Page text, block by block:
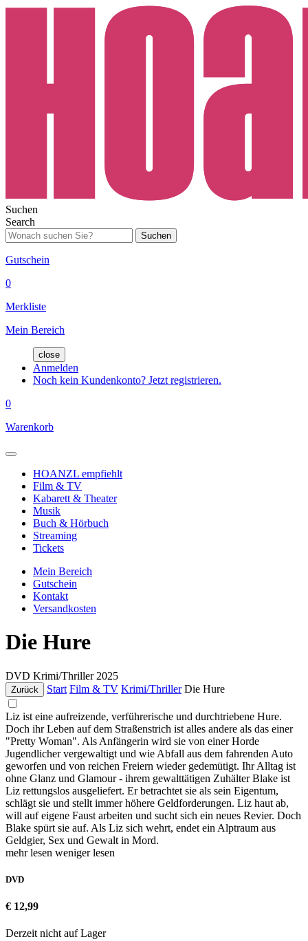
Suchen
Search
Suchen
Gutschein
0
Merkliste
Mein Bereich
close
Anmelden
Noch kein Kundenkonto? Jetzt registrieren.
0
Warenkorb
HOANZL empfiehlt
Film & TV
Kabarett & Theater
Musik
Buch & Hörbuch
Streaming
Tickets
Mein Bereich
Gutschein
Kontakt
Versandkosten
Die Hure
DVD Krimi/Thriller 2025
Zurück Start Film & TV Krimi/Thriller Die Hure
Liz ist eine aufreizende, verführerische und durchtriebene Hure.
Doch ihr Leben auf dem Straßenstrich ist alles andere als das einer
"Pretty Woman". Als Anfängerin wird sie von einer Horde
Jugendlicher vergewaltigt und wie Abfall aus dem fahrenden Auto
geworfen und von reichen Freiern wieder gedemütigt. Ihr Alltag ist
ohne Glanz und Glamour - ihrem gewalttätigen Zuhälter Blake ist
Liz rettungslos ausgeliefert. Er betrachtet sie als sein Eigentum,
schlägt sie und stellt immer höhere Geldforderungen. Liz haut ab,
will auf eigene Faust arbeiten und sucht sich ein neues Revier. Doch
Blake spürt sie auf. Als Liz sich wehrt, endet ein Alptraum aus
Geldgier, Sex und Gewalt in Mord.
mehr lesen weniger lesen
DVD
€ 12,99
Derzeit nicht auf Lager